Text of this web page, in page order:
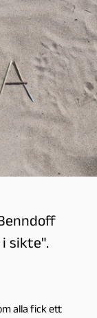
sikte".
alla fick ett